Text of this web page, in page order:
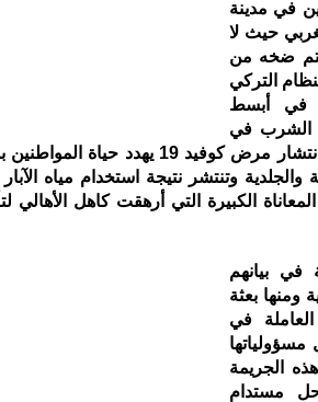
في مدينة
حيث لا
ضخه من
التركي
في أبسط
الشرب في
ظل الظروف المناخية القاسية وانتشار مرض
وتنتشر نتيجة استخدام مياه
الكبيرة التي أرهقت كاهل الأهالي
بيانهم
ومنها بعثة
العاملة في
الجريمة
مستدام